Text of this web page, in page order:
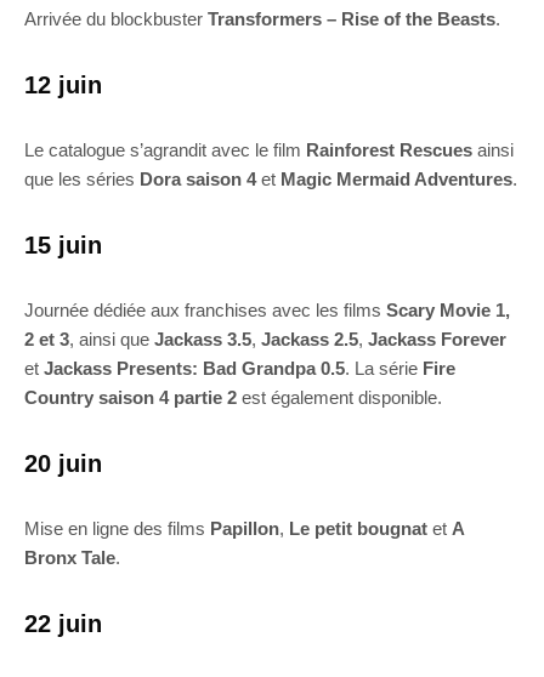
Arrivée du blockbuster Transformers – Rise of the Beasts.
12 juin
Le catalogue s’agrandit avec le film Rainforest Rescues ainsi
que les séries Dora saison 4et Magic Mermaid Adventures.
15 juin
Journée dédiée aux franchises avec les films Scary Movie 1,
2 et 3, ainsi que Jackass 3.5, Jackass 2.5, Jackass Forever
et Jackass Presents: Bad Grandpa 0.5. La série Fire
Country saison 4 partie 2 est également disponible.
20 juin
Mise en ligne des films Papillon, Le petit bougnat et A
Bronx Tale.
22 juin